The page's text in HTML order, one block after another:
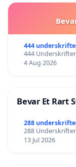
444
444
4 Aug 2026
Bevar Et Rart
288
288
13 Jul 2026